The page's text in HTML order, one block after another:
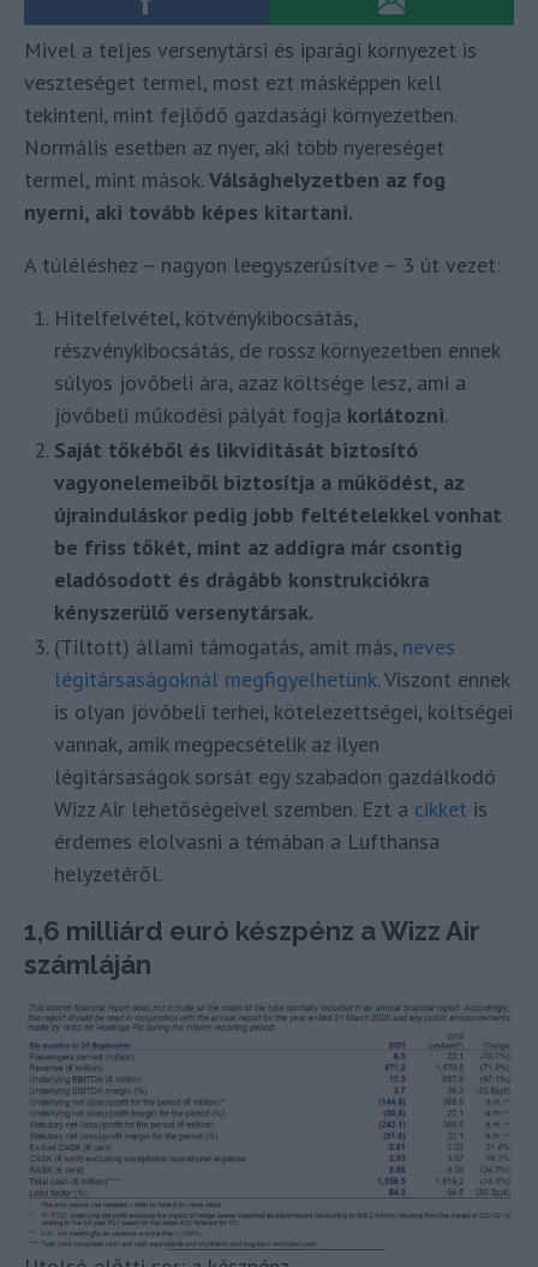
Mivel a teljes versenytársi és iparági környezet is
veszteséget termel, most ezt másképpen kell
tekinteni, mint fejlődő gazdasági környezetben.
Normális esetben az nyer, aki több nyereséget
termel, mint mások. Válsághelyzetben az fog
nyerni, aki tovább képes kitartani.
A túléléshez – nagyon leegyszerűsítve – 3 út vezet:
Hitelfelvétel, kötvénykibocsátás,
részvénykibocsátás, de rossz környezetben ennek
súlyos jövőbeli ára, azaz költsége lesz, ami a
jövőbeli működési pályát fogja korlátozni.
Saját tőkéből és likviditását biztosító
vagyonelemeiből biztosítja a működést, az
újrainduláskor pedig jobb feltételekkel vonhat
be friss tőkét, mint az addigra már csontig
eladósodott és drágább konstrukciókra
kényszerülő versenytársak.
(Tiltott) állami támogatás, amit más, neves
légitársaságoknál megfigyelhetünk. Viszont ennek
is olyan jövőbeli terhei, kötelezettségei, költségei
vannak, amik megpecsételik az ilyen
légitársaságok sorsát egy szabadon gazdálkodó
Wizz Air lehetőségeivel szemben. Ezt a cikket is
érdemes elolvasni a témában a Lufthansa
helyzetéről.
1,6 milliárd euró készpénz a Wizz Air
számláján